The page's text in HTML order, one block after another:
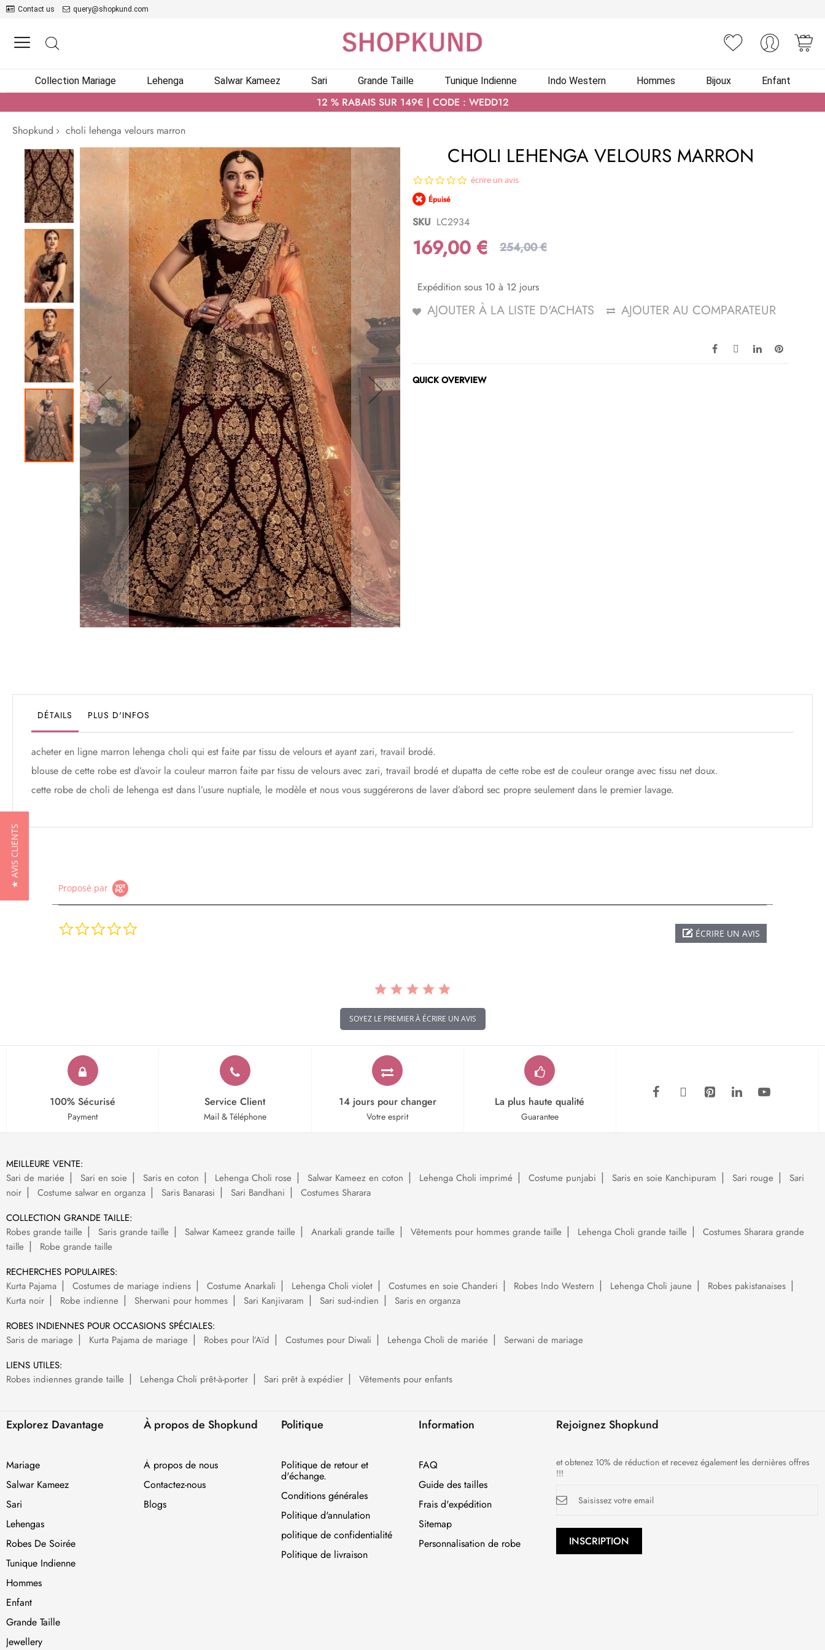
Contact us query@shopkund.com
Collection Mariage Lehenga Salwar Kameez Sari Grande Taille Tunique Indienne Indo Western Hommes Bijoux Enfant
12 % RABAIS SUR 149€ | CODE : WEDD12
Shopkund
choli lehenga velours marron
Passer
à
la
fin
de
la
galerie
d’images
la
Galerie
d’images
CHOLI LEHENGA VELOURS MARRON
0.0
écrire un avis
Épuisé
SKU LC2934
169,00 € 254,00 €
Expédition sous 10 à 12 jours
AJOUTER À LA LISTE D'ACHATS AJOUTER AU COMPARATEUR
QUICK OVERVIEW
DÉTAILS PLUS D'INFOS
acheter en ligne marron lehenga choli qui est faite par tissu de velours et ayant zari, travail brodé.
blouse de cette robe est d’avoir la couleur marron faite par tissu de velours avec zari, travail brodé et dupatta de cette robe est de couleur orange avec tissu net doux.
cette robe de choli de lehenga est dans l’usure nuptiale, le modèle et nous vous suggérerons de laver d’abord sec propre seulement dans le premier lavage.
Proposé par
ÉCRIRE UN AVIS
SOYEZ LE PREMIER À ÉCRIRE UN AVIS
100% Sécurisé
Payment
Service Client
Mail & Téléphone
14 jours pour changer
Votre esprit
La plus haute qualité
Guarantee
MEILLEURE VENTE:
Sari de mariée
Sari en soie Saris en coton Lehenga Choli rose Salwar Kameez en coton Lehenga Choli imprimé Costume punjabi Saris en soie Kanchipuram Sari rouge
Sari
noir
Costume salwar en organza Saris Banarasi Sari Bandhani
Costumes Sharara
COLLECTION GRANDE TAILLE:
Robes grande taille
Saris grande taille Salwar Kameez grande taille Anarkali grande taille Vêtements pour hommes grande taille Lehenga Choli grande taille
Costumes Sharara grande
taille
Robe grande taille
RECHERCHES POPULAIRES:
Kurta Pajama
Costumes de mariage indiens Costume Anarkali Lehenga Choli violet Costumes en soie Chanderi Robes Indo Western Lehenga Choli jaune
Robes pakistanaises
Kurta noir
Robe indienne Sherwani pour hommes Sari Kanjivaram Sari sud-indien
Saris en organza
ROBES INDIENNES POUR OCCASIONS SPÉCIALES:
Saris de mariage
Kurta Pajama de mariage Robes pour l’Aïd Costumes pour Diwali Lehenga Choli de mariée
Serwani de mariage
LIENS UTILES:
Robes indiennes grande taille
Lehenga Choli prêt-à-porter Sari prêt à expédier Vêtements pour enfants
Explorez Davantage
Mariage
Salwar Kameez
Sari
Lehengas
Robes De Soirée
Tunique Indienne
Hommes
Enfant
Grande Taille
Jewellery
À propos de Shopkund
À propos de nous
Contactez-nous
Blogs
Politique
Politique de retour et
d'échange.
Conditions générales
Politique d'annulation
politique de confidentialité
Politique de livraison
Information
FAQ
Guide des tailles
Frais d'expédition
Sitemap
Personnalisation de robe
Rejoignez Shopkund
et obtenez 10% de réduction et recevez également les dernières offres
!!!
à
:
INSCRIPTION
★ AVIS CLIENTS